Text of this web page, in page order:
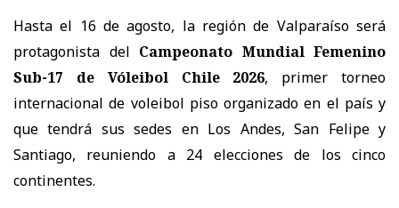
Hasta el 16 de agosto, la región de Valparaíso será
protagonista del Campeonato Mundial Femenino
Sub-17 de Vóleibol Chile 2026, primer torneo
internacional de voleibol piso organizado en el país y
que tendrá sus sedes en Los Andes, San Felipe y
Santiago, reuniendo a 24 elecciones de los cinco
continentes.